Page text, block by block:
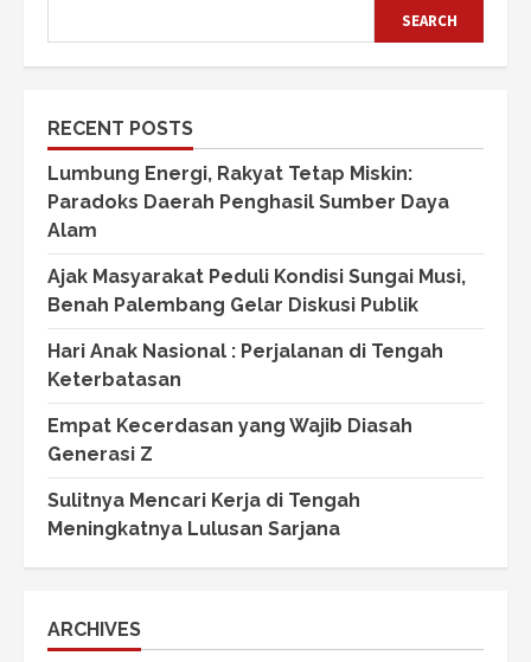
SEARCH
RECENT POSTS
Lumbung Energi, Rakyat Tetap Miskin:
Paradoks Daerah Penghasil Sumber Daya
Alam
Ajak Masyarakat Peduli Kondisi Sungai Musi,
Benah Palembang Gelar Diskusi Publik
Hari Anak Nasional : Perjalanan di Tengah
Keterbatasan
Empat Kecerdasan yang Wajib Diasah
Generasi Z
Sulitnya Mencari Kerja di Tengah
Meningkatnya Lulusan Sarjana
ARCHIVES